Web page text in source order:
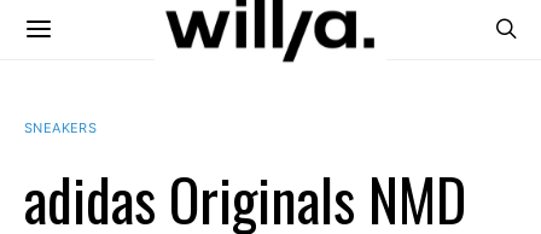
SNEAKERS
adidas Originals NMD